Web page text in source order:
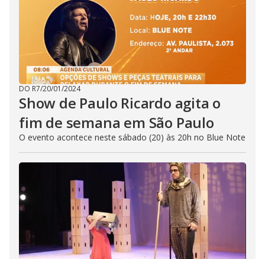
DO R7/20/01/2024
Show de Paulo Ricardo agita o
fim de semana em São Paulo
O evento acontece neste sábado (20) às 20h no Blue Note